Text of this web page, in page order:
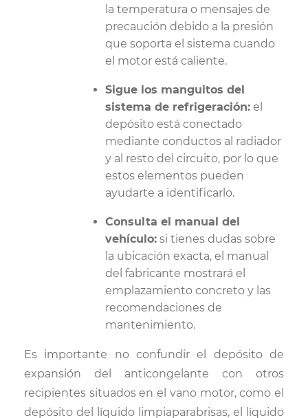
la temperatura o mensajes de
precaución debido a la presión
que soporta el sistema cuando
el motor está caliente.
Sigue los manguitos del
sistema de refrigeración: el
depósito está conectado
mediante conductos al radiador
y al resto del circuito, por lo que
estos elementos pueden
ayudarte a identificarlo.
Consulta el manual del
vehículo: si tienes dudas sobre
la ubicación exacta, el manual
del fabricante mostrará el
emplazamiento concreto y las
recomendaciones de
mantenimiento.
Es importante no confundir el depósito de
expansión del anticongelante con otros
recipientes situados en el vano motor, como el
depósito del líquido limpiaparabrisas, el líquido